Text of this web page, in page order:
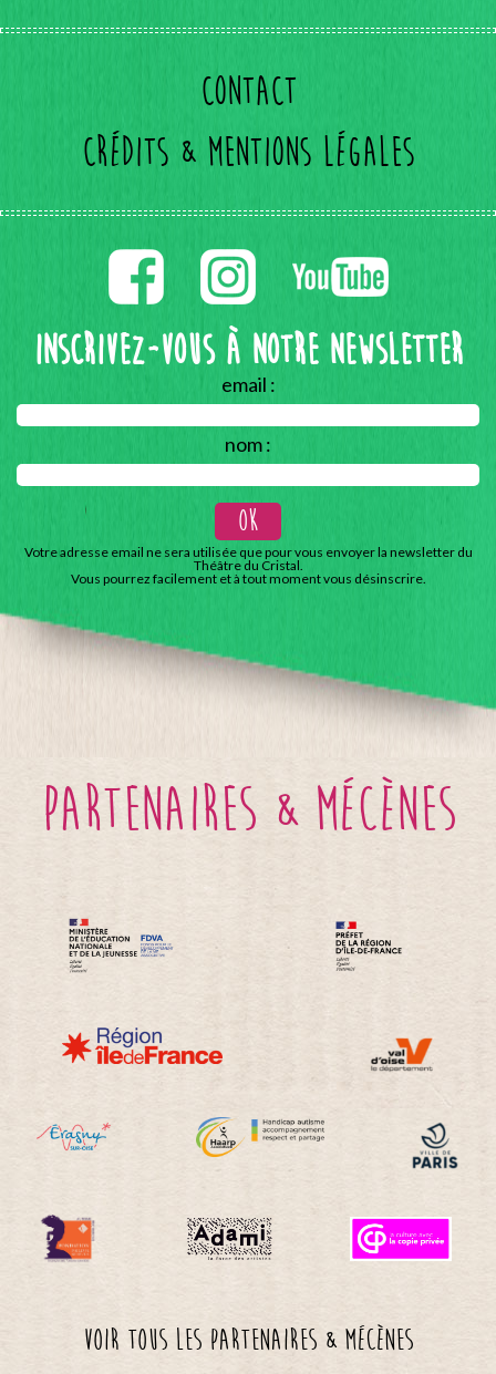
Contact
Crédits & mentions légales
Inscrivez-vous à notre Newsletter
email :
nom :
Votre adresse email ne sera utilisée que pour vous envoyer la newsletter du
Théâtre du Cristal.
Vous pourrez facilement et à tout moment vous désinscrire.
partenaires & mécènes
Voir tous les partenaires & mécènes